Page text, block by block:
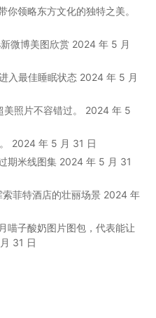
领略东方文化的独特之美。
微博美图欣赏 2024 年 5 月
入最佳睡眠状态 2024 年 5 月
照片不容错过。
2024 年 5
2024 年 5 月 31 日
期米线图集 2024 年 5 月 31
菲特酒店的壮丽场景 2024 年
喵子酸奶图片图包，代表能让
31 日